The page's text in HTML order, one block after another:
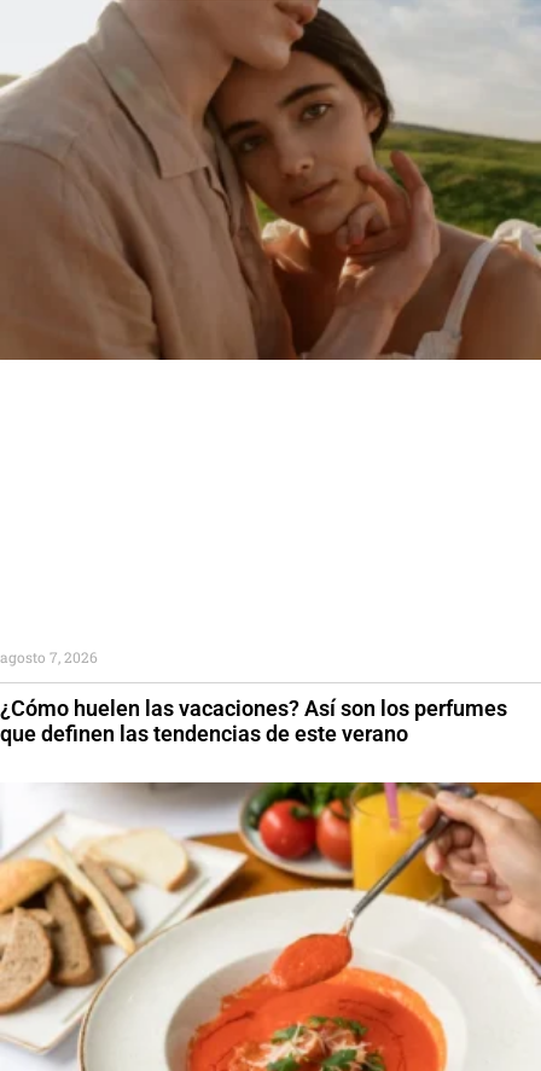
¿Cómo huelen las vacaciones? Así son los perfumes
que definen las tendencias de este verano
agosto 7, 2026